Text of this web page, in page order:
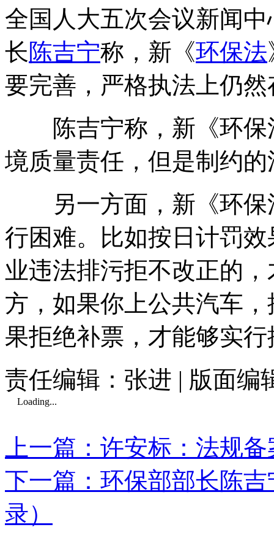
全国人大五次会议新闻
长陈吉宁称，新《环保法
要完善，严格执法上仍
陈吉宁称，新《环保
境质量责任，但是制约
另一方面，新《环保
行困难。比如按日计罚
业违法排污拒不改正的
方，如果你上公共汽车
果拒绝补票，才能够实行
责任编辑：张进 | 版面编
Loading...
上一篇：许安标：法规
下一篇：环保部部长陈
录）